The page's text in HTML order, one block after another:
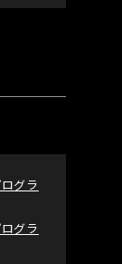
グラ
グラ